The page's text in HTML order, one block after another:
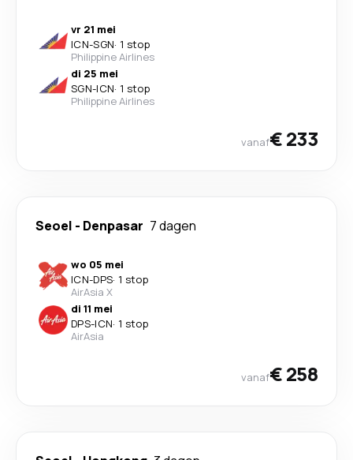
vr 21 mei
ICN-SGN· 1 stop
Philippine Airlines
di 25 mei
SGN-ICN· 1 stop
Philippine Airlines
vanaf€ 233
Seoel - Denpasar 7 dagen
wo 05 mei
ICN-DPS· 1 stop
AirAsia X
di 11 mei
DPS-ICN· 1 stop
AirAsia
vanaf€ 258